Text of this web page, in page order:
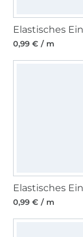
0,99 € / m
0,99 € / m